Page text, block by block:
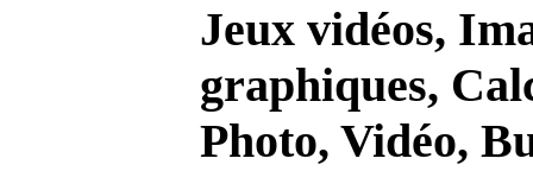
Jeux vidéos,
graphiques,
Photo, Vidéo,